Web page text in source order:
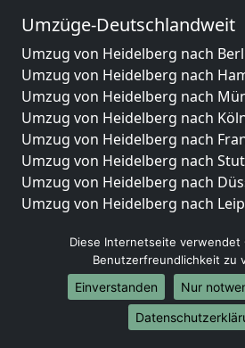
Umzüge-Deutschlandweit
Umzug von Heidelberg nach
Umzug von Heidelberg nach
Umzug von Heidelberg nach
Umzug von Heidelberg nach
Umzug von Heidelberg nach
Umzug von Heidelberg nach
Umzug von Heidelberg nach
Umzug von Heidelberg nach
Umzug von Heidelberg nach
Umzug von Heidelberg nach
Umzug von Heidelberg nach
Umzug von Heidelberg nach
Umzug von Heidelberg nach
Diese Internetseite verwendet
Benutzerfreundlichkeit zu
Einverstanden
Nur